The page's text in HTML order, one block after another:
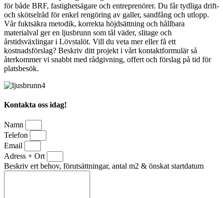
för både BRF, fastighetsägare och entreprenörer. Du får tydliga drift-
och skötselråd för enkel rengöring av galler, sandfång och utlopp.
Vår fuktsäkra metodik, korrekta höjdsättning och hållbara
materialval ger en ljusbrunn som tål väder, slitage och
årstidsväxlingar i Lövstalöt. Vill du veta mer eller få ett
kostnadsförslag? Beskriv ditt projekt i vårt kontaktformulär så
återkommer vi snabbt med rådgivning, offert och förslag på tid för
platsbesök.
Kontakta oss idag!
Namn
Telefon
Email
Adress + Ort
Beskriv ert behov, förutsättningar, antal m2 & önskat startdatum